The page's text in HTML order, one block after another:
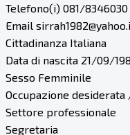
Telefono(i) 081/
Email
Cittadinanza Italiana
Data di nascita 21/09/
Sesso Femminile
Occupazione desiderata
Settore professionale
Segretaria